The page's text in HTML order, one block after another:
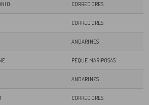
CORREDORES
CORREDORES
ANDARINES
PEQUE MARIPOSAS
ANDARINES
CORREDORES